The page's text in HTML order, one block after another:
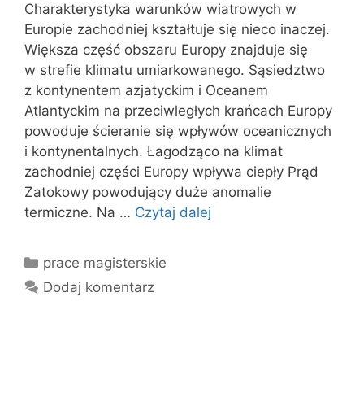
Charakterystyka warunków wiatrowych w
Europie zachodniej kształtuje się nieco inaczej.
Większa część obszaru Europy znajduje się
w strefie klimatu umiarkowanego. Sąsiedztwo
z kontynentem azjatyckim i Oceanem
Atlantyckim na przeciwległych krańcach Europy
powoduje ścieranie się wpływów oceanicznych
i kontynentalnych. Łagodząco na klimat
zachodniej części Europy wpływa ciepły Prąd
Zatokowy powodujący duże anomalie
termiczne. Na … Czytaj dalej
Kategorie
prace magisterskie
Dodaj komentarz